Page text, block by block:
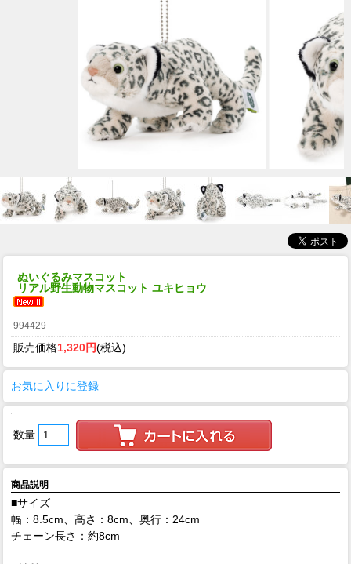
ぬいぐるみマスコット
リアル野生動物マスコット ユキヒョウ
994429
販売価格1,320円(税込)
お気に入りに登録
数量
商品説明
■サイズ
幅：8.5cm、高さ：8cm、奥行：24cm
チェーン長さ：約8cm